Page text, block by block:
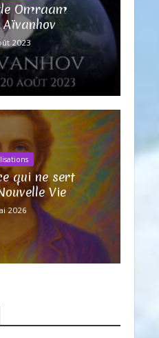
Omraam
2023
qui ne sert
Vie
2026